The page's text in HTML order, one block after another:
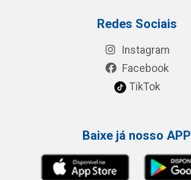
Redes Sociais
Instagram
Facebook
TikTok
Baixe já nosso APP